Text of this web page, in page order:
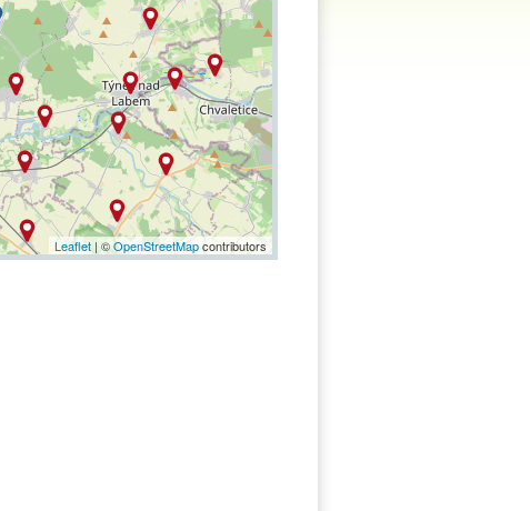
Leaflet | ©OpenStreetMapcontributors